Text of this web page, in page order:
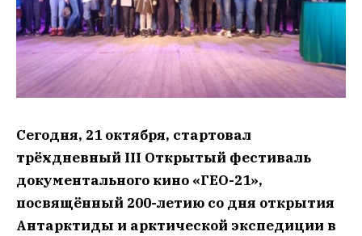
Сегодня, 21 октября, стартовал
трёхдневный III Открытый фестиваль
документального кино «ГЕО-21»,
посвящённый 200-летию со дня открытия
Антарктиды и арктической экспедиции в